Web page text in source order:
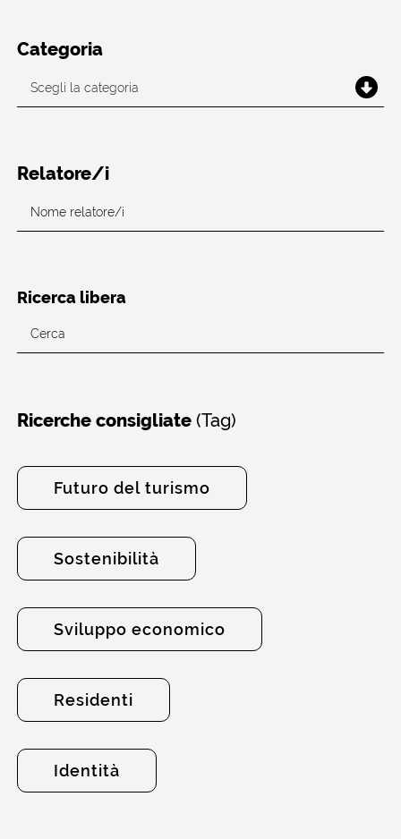
Categoria
Relatore/i
Ricerca libera
Ricerche consigliate(Tag)
Futuro del turismo
Sostenibilità
Sviluppo economico
Residenti
Identità